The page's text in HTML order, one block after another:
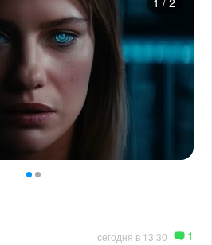
сегодня в 13:30 1